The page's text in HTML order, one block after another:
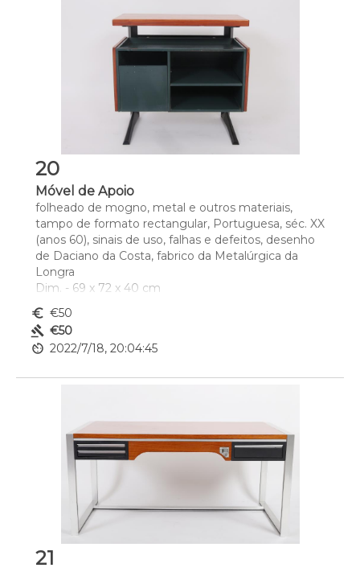
20
Móvel de Apoio
folheado de mogno, metal e outros materiais,
tampo de formato rectangular, Portuguesa, séc. XX
(anos 60), sinais de uso, falhas e defeitos, desenho
de Daciano da Costa, fabrico da Metalúrgica da
Longra
Dim. - 69 x 72 x 40 cm
euro_symbol €50
gavel €50
av_timer 2022/7/18, 20:04:45
21